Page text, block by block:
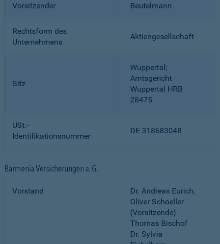
Vorsitzender
Beutelmann
Rechtsform des
Unternehmens
Aktiengesellschaft
Sitz
Wuppertal;
Amtsgericht
Wuppertal HRB
28475
USt.-
Identifikationsnummer
DE 318683048
Barmenia Versicherungen a. G.
Vorstand
Dr. Andreas Eurich,
Oliver Schoeller
(Vorsitzende)
Thomas Bischof
Dr. Sylvia